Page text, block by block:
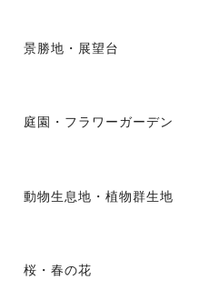
景勝地・展望台
庭園・フラワーガーデン
動物生息地・植物群生地
桜・春の花